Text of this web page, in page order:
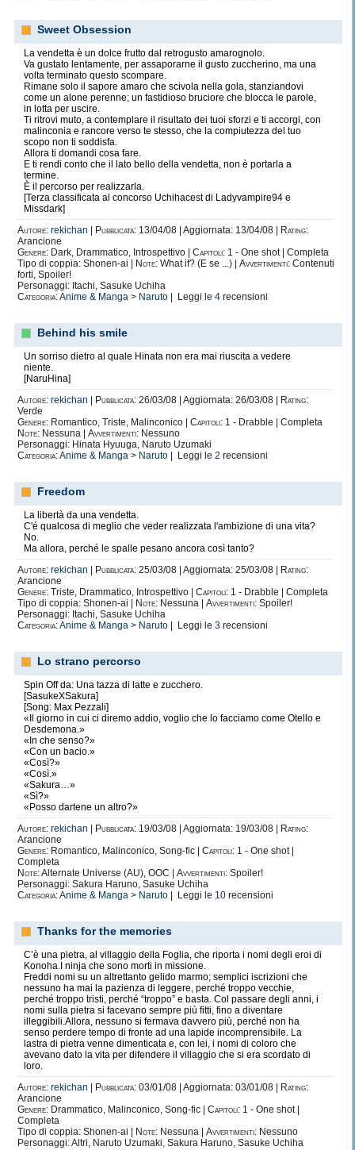
Dado vita d6
Caratteristiche Mod.
Forza
Destrezza
Costituzione
Intelligenza
Abilità Bonus
Artigianato (fanfiction) 17 10 +3 +4
Cosplay 10
Conoscenze (varie) 37 30 +3 +4
Diplomazia
Grammatica 23 20 +3
Intimidire
Intuizione
Intrattenere (artigianato)
Leggere 37 30
Percezione
Professione (finto adulto) 33 30 +3
Tot. Base Mod.
Tempra 7 +8 -1
Riflessi 4 +4 0
Volontà 13 +10 +3
Sweet Obsession
La vendetta è un dolce frutto dal retrogusto amarognolo.
Va gustato lentamente, per assaporarne il gusto zuccherino, ma una
volta terminato questo scompare.
Rimane solo il sapore amaro che scivola nella gola, stanziandovi
come un alone perenne; un fastidioso bruciore che blocca le parole,
in lotta per uscire.
Ti ritrovi muto, a contemplare il risultato dei tuoi sforzi e ti accorgi, con
malinconia e rancore verso te stesso, che la compiutezza del tuo
scopo non ti soddisfa.
Allora ti domandi cosa fare.
E ti rendi conto che il lato bello della vendetta, non è portarla a
termine.
È il percorso per realizzarla.
[Terza classificata al concorso Uchihacest di Ladyvampire94 e
Missdark]
Autore: rekichan Pubblicata: 13/04/08 | Aggiornata: 13/04/08 |
Rating:
Arancione
Genere: Dark, Drammatico, Introspettivo | Capitoli: 1 - One shot | Completa
Tipo di coppia: Shonen-ai |
Note: What if? (E se ...) | Avvertimenti: Contenuti
forti, Spoiler!
Personaggi: Itachi, Sasuke Uchiha
Categoria:Anime & Manga > Naruto | Leggi le 4 recensioni
Behind his smile
Un sorriso dietro al quale Hinata non era mai riuscita a vedere
niente.
[NaruHina]
Autore: rekichan Pubblicata: 26/03/08 | Aggiornata: 26/03/08 |
Rating:
Verde
Genere: Romantico, Triste, Malinconico | Capitoli: 1 - Drabble | Completa
Note: Nessuna | Avvertimenti: Nessuno
Personaggi: Hinata Hyuuga, Naruto Uzumaki
Categoria:Anime & Manga > Naruto | Leggi le 2 recensioni
Freedom
La libertà da una vendetta.
C'é qualcosa di meglio che veder realizzata l'ambizione di una vita?
No.
Ma allora, perché le spalle pesano ancora così tanto?
Autore: rekichan Pubblicata: 25/03/08 | Aggiornata: 25/03/08 |
Rating:
Arancione
Genere: Triste, Drammatico, Introspettivo | Capitoli: 1 - Drabble | Completa
Tipo di coppia: Shonen-ai |
Note: Nessuna | Avvertimenti: Spoiler!
Personaggi: Itachi, Sasuke Uchiha
Categoria:Anime & Manga > Naruto | Leggi le 3 recensioni
Lo strano percorso
Spin Off da: Una tazza di latte e zucchero.
[SasukeXSakura]
[Song: Max Pezzali]
«Il giorno in cui ci diremo addio, voglio che lo facciamo come Otello e
Desdemona.»
«In che senso?»
«Con un bacio.»
«Così?»
«Così.»
«Sakura…»
«Sì?»
«Posso dartene un altro?»
Autore: rekichan Pubblicata: 19/03/08 | Aggiornata: 19/03/08 |
Rating:
Arancione
Genere: Romantico, Malinconico, Song-fic | Capitoli: 1 - One shot |
Completa
Note:Alternate Universe (AU), OOC | Avvertimenti: Spoiler!
Personaggi: Sakura Haruno, Sasuke Uchiha
Categoria:Anime & Manga > Naruto | Leggi le 10 recensioni
Thanks for the memories
C’è una pietra, al villaggio della Foglia, che riporta i nomi degli eroi di
Konoha.I ninja che sono morti in missione.
Freddi nomi su un altrettanto gelido marmo; semplici iscrizioni che
nessuno ha mai la pazienza di leggere, perché troppo vecchie,
perché troppo tristi, perché “troppo” e basta. Col passare degli anni, i
nomi sulla pietra si facevano sempre più fitti, fino a diventare
illeggibili.Allora, nessuno si fermava davvero più, perché non ha
senso perdere tempo di fronte ad una lapide incomprensibile. La
lastra di pietra venne dimenticata e, con lei, i nomi di coloro che
avevano dato la vita per difendere il villaggio che si era scordato di
loro.
Autore: rekichan Pubblicata: 03/01/08 | Aggiornata: 03/01/08 |
Rating:
Arancione
Genere: Drammatico, Malinconico, Song-fic | Capitoli: 1 - One shot |
Completa
Tipo di coppia: Shonen-ai |
Note: Nessuna | Avvertimenti: Nessuno
Personaggi: Altri, Naruto Uzumaki, Sakura Haruno, Sasuke Uchiha